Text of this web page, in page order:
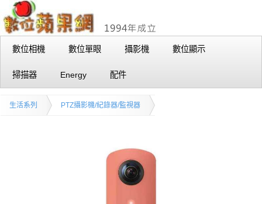
數位相機 數位單眼 攝影機 數位顯示
掃描器 Energy 配件
生活系列 PTZ攝影機/紀錄器/監視器